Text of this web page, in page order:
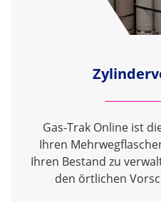
Gas-Trak Online ist
Ihren
Ihren Bestand zu
den örtlichen